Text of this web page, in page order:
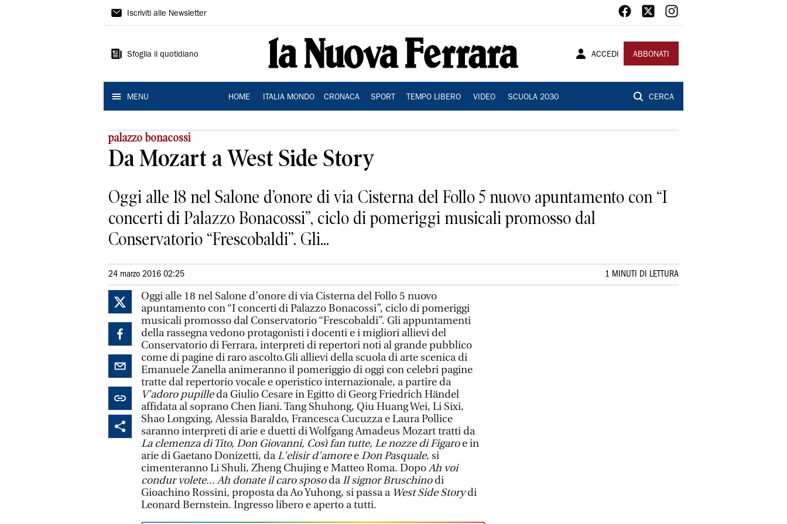
La
Ferrara
Iscriviti alle Newsletter
Sfoglia il quotidiano ACCEDI ABBONATI
MENU HOME ITALIA MONDO CRONACA SPORT TEMPO LIBERO VIDEO SCUOLA 2030 CERCA
palazzo bonacossi
Da Mozart a West Side Story
Oggi alle 18 nel Salone d’onore di via Cisterna del Follo 5 nuovo apuntamento con “I
concerti di Palazzo Bonacossi”, ciclo di pomeriggi musicali promosso dal
Conservatorio “Frescobaldi”. Gli...
24 marzo 2016 02:25 1 MINUTI DI LETTURA
Oggi alle 18 nel Salone d’onore di via Cisterna del Follo 5 nuovo
apuntamento con “I concerti di Palazzo Bonacossi”, ciclo di pomeriggi
musicali promosso dal Conservatorio “Frescobaldi”. Gli appuntamenti
della rassegna vedono protagonisti i docenti e i migliori allievi del
Conservatorio di Ferrara, interpreti di repertori noti al grande pubblico
come di pagine di raro ascolto.Gli allievi della scuola di arte scenica di
Emanuele Zanella animeranno il pomeriggio di oggi con celebri pagine
tratte dal repertorio vocale e operistico internazionale, a partire da
V'adoro pupilleda Giulio Cesare in Egitto di Georg Friedrich Händel
affidata al soprano Chen Jiani. Tang Shuhong, Qiu Huang Wei, Li Sixi,
Shao Longxing, Alessia Baraldo, Francesca Cucuzza e Laura Pollice
saranno interpreti di arie e duetti di Wolfgang Amadeus Mozart tratti da
La clemenza di Tito, Don Giovanni, Così fan tutte, Le nozze di Figaroe in
arie di Gaetano Donizetti, daL'elisir d'amoreeDon Pasquale, si
cimenteranno Li Shuli, Zheng Chujing e Matteo Roma. DopoAh voi
condur volete... Ah donate il caro sposodaIl signor Bruschinodi
Gioachino Rossini, proposta da Ao Yuhong, si passa a West Side Storydi
Leonard Bernstein. Ingresso libero e aperto a tutti.